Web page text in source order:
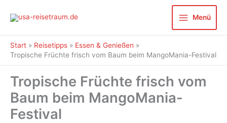
Inhalt
Menü
Start Reisetipps
Essen & Genießen
Tropische Früchte frisch vom Baum beim MangoMania-Festival
Tropische Früchte frisch vom
Baum beim MangoMania-
Festival